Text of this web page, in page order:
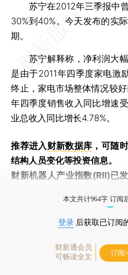
苏宁在2012年三季报中曾
30%到40%。今天发布的实
期。
苏宁解释称，净利润大幅
是由于2011年四季度家电激
终止，家电市场整体情况较
年四季度销售收入同比增速
业总收入同比增长4.78%。
推荐进入财新数据库 ，可随
结构人员变化等投资信息。
财新机器人产业指数(RII)已发
本文共计964字 订阅
登录 后获取已订阅
财新通会员
可畅读全文
订阅/